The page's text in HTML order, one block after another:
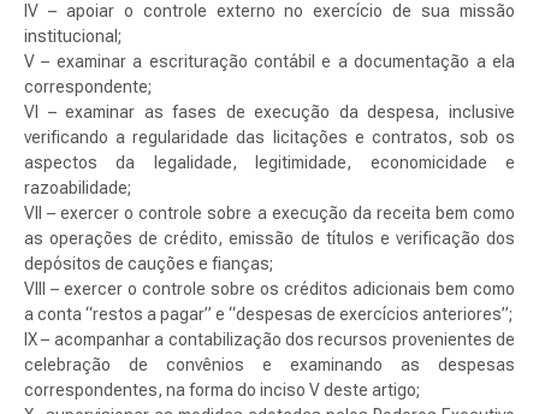
IV – apoiar o controle externo no exercício de sua missão
institucional;
V – examinar a escrituração contábil e a documentação a ela
correspondente;
VI – examinar as fases de execução da despesa, inclusive
verificando a regularidade das licitações e contratos, sob os
aspectos da legalidade, legitimidade, economicidade e
razoabilidade;
VII – exercer o controle sobre a execução da receita bem como
as operações de crédito, emissão de títulos e verificação dos
depósitos de cauções e fianças;
VIII – exercer o controle sobre os créditos adicionais bem como
a conta “restos a pagar” e “despesas de exercícios anteriores”;
IX – acompanhar a contabilização dos recursos provenientes de
celebração de convênios e examinando as despesas
correspondentes, na forma do inciso V deste artigo;